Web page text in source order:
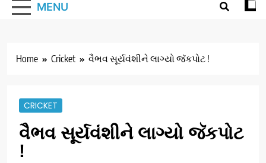
MENU
Home Cricket વૈભવ સૂર્યવંશીને લાગ્યો જૅકપોટ !
CRICKET
વૈભવ સૂર્યવંશીને લાગ્યો જૅકપોટ
!